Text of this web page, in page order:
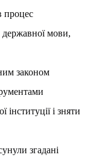
процес
державної мови,
законом
інституції і зняти
згадані